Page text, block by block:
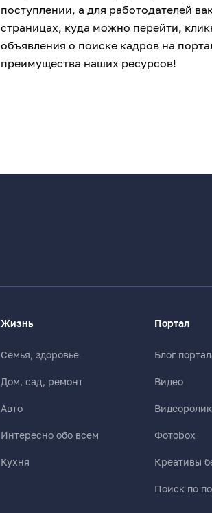
поступлении, а для работодателей
страницах, куда можно перейти,
объявления о поиске кадров на
преимущества наших ресурсов!
Жизнь
Семья, здоровье
Дом, сад, ремонт
Авто
Интересно обо всем
Кухня
Портал
Блог
Видео
Фотоbox
Креативы
Поиск по